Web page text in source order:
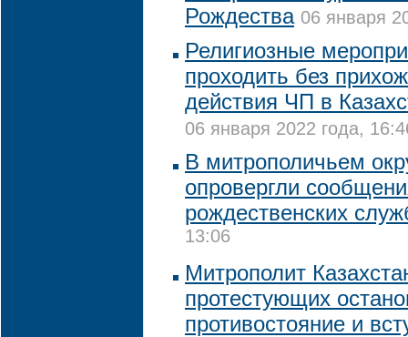
Рождества 06 января
Религиозные
проходить без
действия ЧП в
06 января 2022 года,
В митрополичьем
опровергли
рождественских
13:06
Митрополит
протестующих
противостояние и